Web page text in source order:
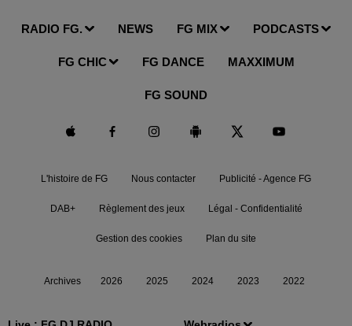
RADIO FG. NEWS FG MIX PODCASTS
FG CHIC FG DANCE MAXXIMUM
FG SOUND
L'histoire de FG Nous contacter Publicité - Agence FG
DAB+ Règlement des jeux Légal - Confidentialité
Gestion des cookies Plan du site
Archives 2026 2025 2024 2023 2022